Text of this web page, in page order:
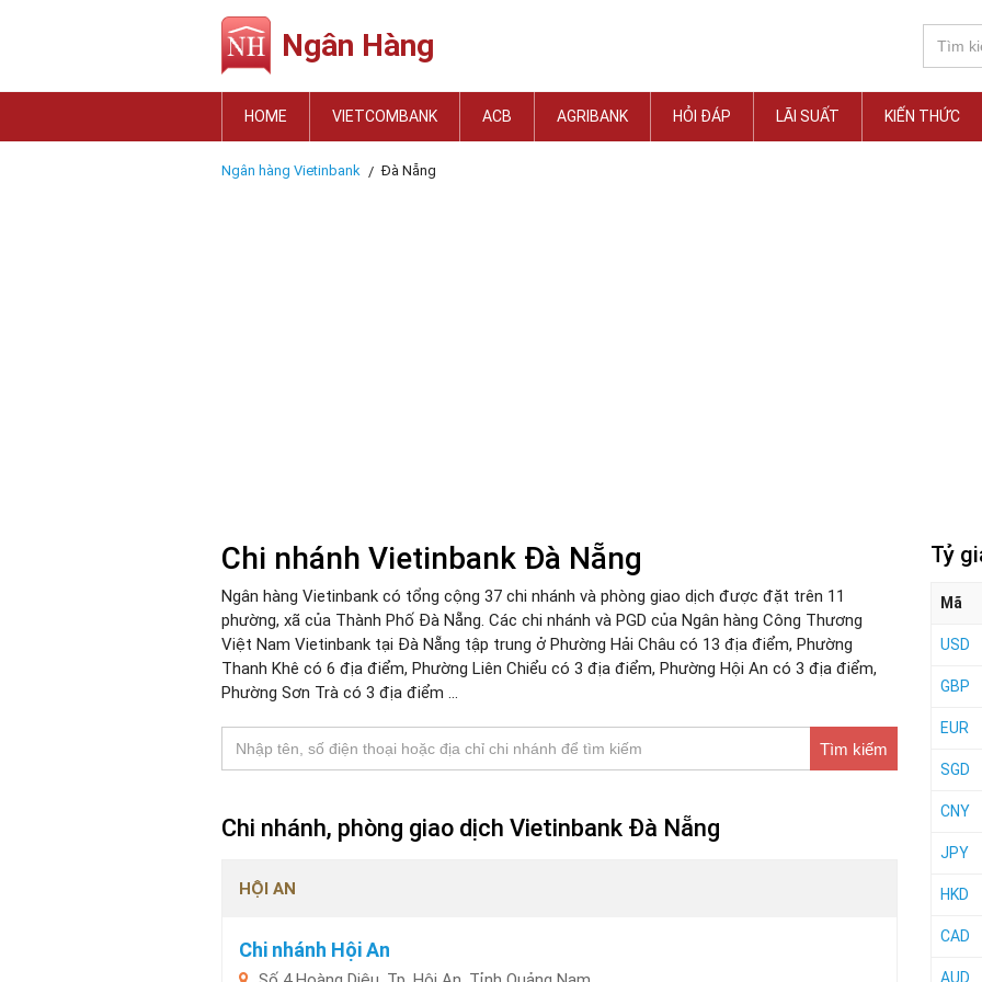
Ngân Hàng
HOME VIETCOMBANK ACB AGRIBANK HỎI ĐÁP LÃI SUẤT KIẾN THỨC
Ngân hàng Vietinbank Đà Nẵng
Chi nhánh Vietinbank Đà Nẵng
Ngân hàng Vietinbank có tổng cộng 37 chi nhánh và phòng giao dịch được đặt trên 11
phường, xã của Thành Phố Đà Nẵng. Các chi nhánh và PGD của Ngân hàng Công Thương
Việt Nam Vietinbank tại Đà Nẵng tập trung ở Phường Hải Châu có 13 địa điểm, Phường
Thanh Khê có 6 địa điểm, Phường Liên Chiểu có 3 địa điểm, Phường Hội An có 3 địa điểm,
Phường Sơn Trà có 3 địa điểm ...
Tìm kiếm
Chi nhánh, phòng giao dịch Vietinbank Đà Nẵng
HỘI AN
Chi nhánh Hội An
Tỷ
Mã
USD
GBP
EUR
SGD
CNY
JPY
HKD
CAD
AUD